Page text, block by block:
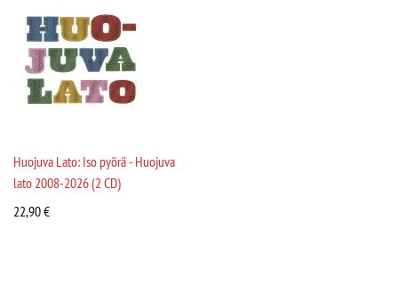
Huojuva Lato: Iso pyörä - Huojuva
lato 2008-2026 (2 CD)
22,90€